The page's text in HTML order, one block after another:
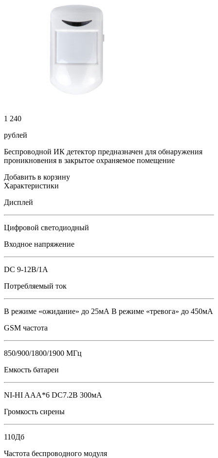
1 240
рублей
Беспроводной ИК детектор предназначен для обнаружения
проникновения в закрытое охраняемое помещение
Добавить в корзину
Характеристики
Дисплей
Цифровой светодиодный
Входное напряжение
DC 9-12В/1А
Потребляемый ток
В режиме «ожидание» до 25мА В режиме «тревога» до 450мА
GSM частота
850/900/1800/1900 МГц
Емкость батареи
NI-HI AAA*6 DC7.2В 300мА
Громкость сирены
110Дб
Частота беспроводного модуля